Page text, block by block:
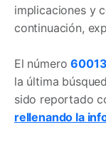
implicaciones y
continuación,
El número
la última
sido reportado
rellenando la